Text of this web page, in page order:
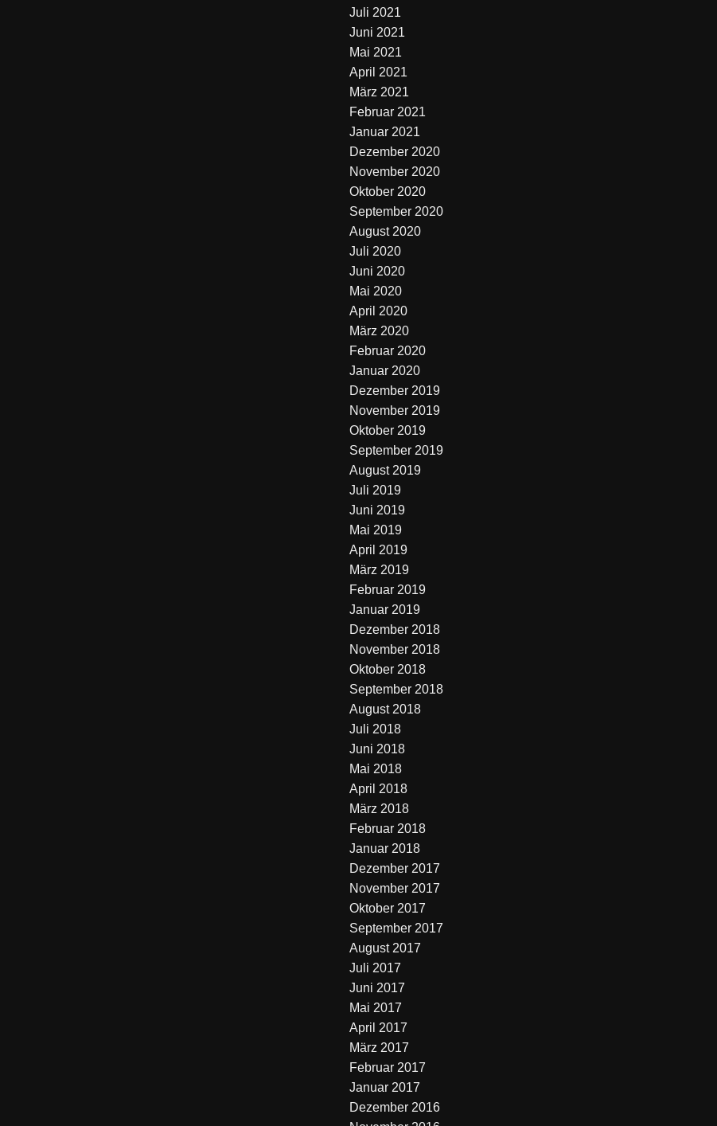
Juli 2021
Juni 2021
Mai 2021
April 2021
März 2021
Februar 2021
Januar 2021
Dezember 2020
November 2020
Oktober 2020
September 2020
August 2020
Juli 2020
Juni 2020
Mai 2020
April 2020
März 2020
Februar 2020
Januar 2020
Dezember 2019
November 2019
Oktober 2019
September 2019
August 2019
Juli 2019
Juni 2019
Mai 2019
April 2019
März 2019
Februar 2019
Januar 2019
Dezember 2018
November 2018
Oktober 2018
September 2018
August 2018
Juli 2018
Juni 2018
Mai 2018
April 2018
März 2018
Februar 2018
Januar 2018
Dezember 2017
November 2017
Oktober 2017
September 2017
August 2017
Juli 2017
Juni 2017
Mai 2017
April 2017
März 2017
Februar 2017
Januar 2017
Dezember 2016